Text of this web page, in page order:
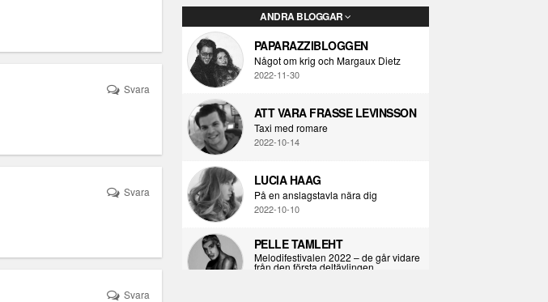
Svara
Svara
Svara
ANDRA BLOGGAR
PAPARAZZIBLOGGEN
Något om krig och Margaux Dietz
2022-11-30
ATT VARA FRASSE LEVINSSON
Taxi med romare
2022-10-14
LUCIA HAAG
På en anslagstavla nära dig
2022-10-10
PELLE TAMLEHT
Melodifestivalen 2022 – de går vidare
från den första deltävlingen